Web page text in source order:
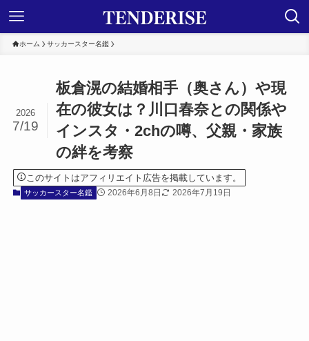
ホーム サッカースター名鑑
板倉滉の結婚相手（奥さん）や現
在の彼女は？川口春奈との関係や
インスタ・2chの噂、父親・家族
の絆を考察
2026
7/19
このサイトはアフィリエイト広告を掲載しています。
サッカースター名鑑 2026年6月8日 2026年7月19日